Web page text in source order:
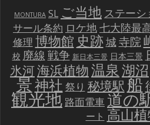
MONTURA SL ご当地 ステーシ
サール条約 ロケ地七大陸最
修理 博物館 史跡城寺院
校 廃線戦争 新日本三景 日本三景
氷河海浜植物温泉湖沼
景神社 祭り 秘境駅船
観光地 路面電車道の
ート 高山